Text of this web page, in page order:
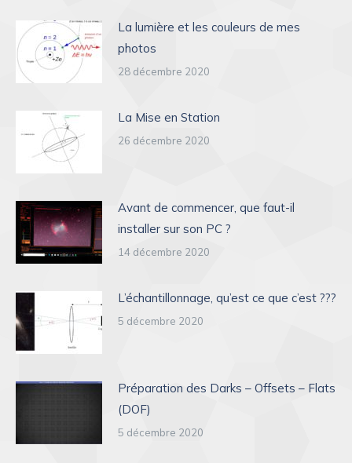
La lumière et les couleurs de mes
photos
28 décembre 2020
La Mise en Station
26 décembre 2020
Avant de commencer, que faut-il
installer sur son PC ?
14 décembre 2020
L’échantillonnage, qu’est ce que c’est ???
5 décembre 2020
Préparation des Darks – Offsets – Flats
(DOF)
5 décembre 2020